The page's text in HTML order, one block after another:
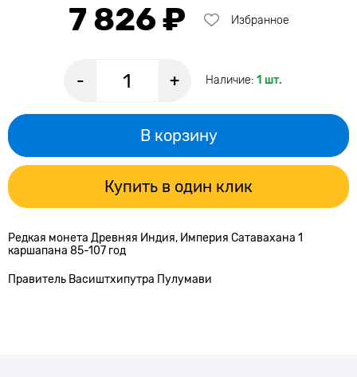
7 826 ₽ Избранное
- + Наличие: 1 шт.
В корзину
Купить в один клик
Редкая монета Древняя Индия, Империя Сатавахана 1
каршапана 85-107 год
Правитель Васиштхипутра Пулумави